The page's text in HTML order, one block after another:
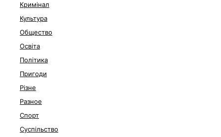
Кримінал
Культура
Общество
Освіта
Політика
Пригоди
Різне
Разное
Спорт
Суспільство